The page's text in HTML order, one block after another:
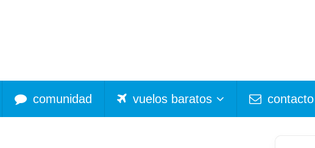
comunidad vuelos baratos contacto